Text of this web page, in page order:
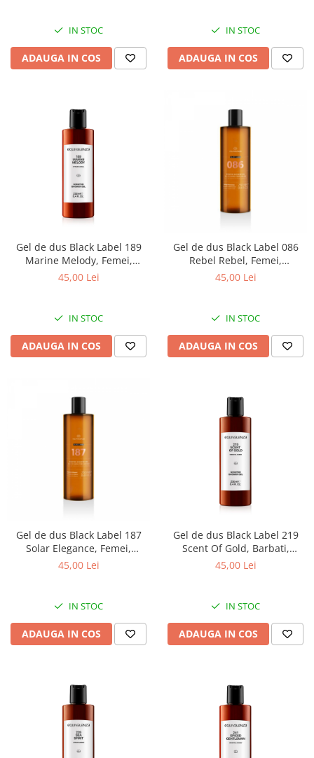
IN STOC
ADAUGA IN COS
IN STOC
ADAUGA IN COS
Gel de dus Black Label 189
Marine Melody, Femei,
Equivalenza, 250 ml
45,00 Lei
IN STOC
ADAUGA IN COS
Gel de dus Black Label 086
Rebel Rebel, Femei,
Equivalenza, 250 ml
45,00 Lei
IN STOC
ADAUGA IN COS
Gel de dus Black Label 187
Solar Elegance, Femei,
Equivalenza, 250 ml
45,00 Lei
IN STOC
ADAUGA IN COS
Gel de dus Black Label 219
Scent Of Gold, Barbati,
Equivalenza, 250 ml
45,00 Lei
IN STOC
ADAUGA IN COS